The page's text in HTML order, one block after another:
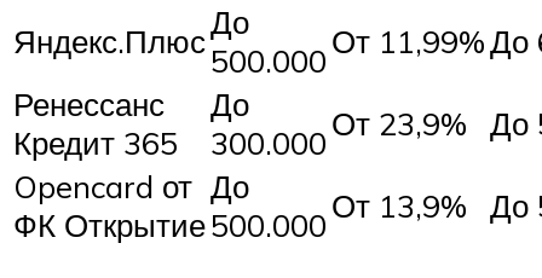
Яндекс.ПлюсДо
500.000От 11,99%До
Ренессанс
Кредит 365
До
300.000От 23,9%
До
Opencard от
ФК Открытие
До
500.000От 13,9% До